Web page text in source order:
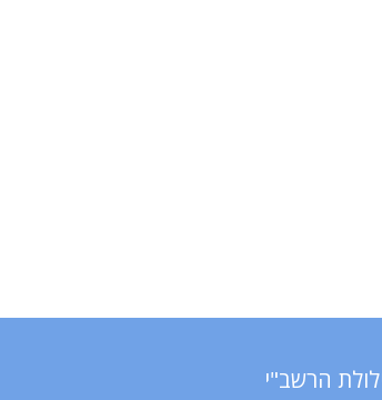
הרשב"י